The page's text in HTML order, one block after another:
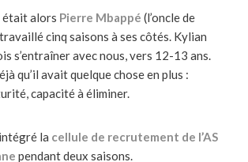
était alors Pierre Mbappé (l’oncle de
travaillé cinq saisons à ses côtés. Kylian
s’entraîner avec nous, vers 12-13 ans.
qu’il avait quelque chose en plus :
capacité à éliminer.
la cellule de recrutement de l’AS
pendant deux saisons.